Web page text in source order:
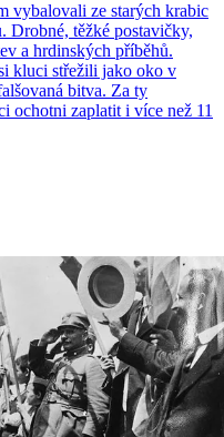
vybalovali ze starých krabic
Drobné, těžké postavičky,
a hrdinských příběhů.
kluci střežili jako oko v
bitva. Za ty
ochotni zaplatit i více než 11